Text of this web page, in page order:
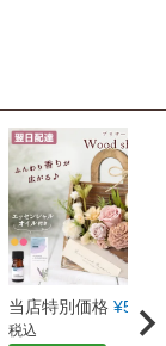
当店特別価格 ¥5,550
税込